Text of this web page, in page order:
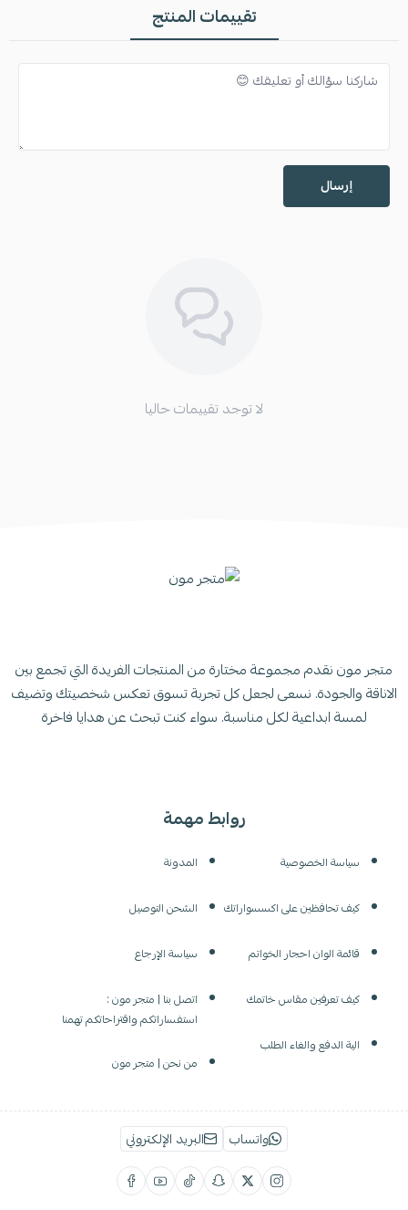
تقييمات المنتج
إرسال
لا توجد تقييمات حاليا
روابط مهمة
سياسة الخصوصية
كيف تحافظين على اكسسواراتك
قائمة الوان احجار الخواتم
كيف تعرفين مقاس خاتمك
الية الدفع والغاء الطلب
المدونة
الشحن التوصيل
سياسة الإرجاع
اتصل بنا | متجر مون :
استفساراتكم واقتراحاتكم تهمنا
من نحن | متجر مون
متجر مون نقدم مجموعة مختارة من المنتجات الفريدة التي تجمع بين
الاناقة والجودة. نسعى لجعل كل تجربة تسوق تعكس شخصيتك وتضيف
لمسة ابداعية لكل مناسبة. سواء كنت تبحث عن هدايا فاخرة
واتساب البريد الإلكتروني